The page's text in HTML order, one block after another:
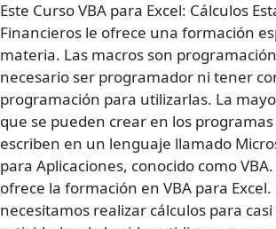
Este Curso VBA para Excel: Cálculos
Financieros le ofrece una formación
materia. Las macros son
necesario ser programador ni tener
programación para utilizarlas. La
que se pueden crear en los programas
escriben en un lenguaje llamado
para Aplicaciones, conocido como
ofrece la formación en VBA para
necesitamos realizar cálculos para